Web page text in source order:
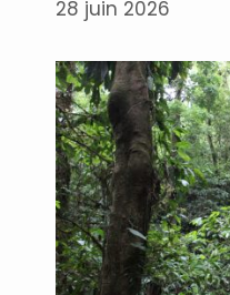
28 juin 2026